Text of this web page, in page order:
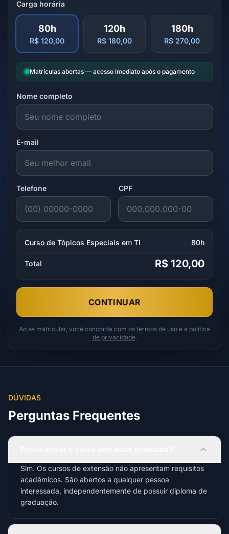
Carga horária
80h
R$ 120,00
120h
R$ 180,00
180h
R$ 270,00
Matrículas abertas — acesso imediato após o pagamento
Nome completo
E-mail
Telefone CPF
Curso de Tópicos Especiais em TI 80h
Total R$ 120,00
CONTINUAR
Ao se matricular, você concorda com os termos de uso e a política
de privacidade.
DÚVIDAS
Perguntas Frequentes
Sim. Os cursos de extensão não apresentam requisitos
acadêmicos. São abertos a qualquer pessoa
interessada, independentemente de possuir diploma de
graduação.